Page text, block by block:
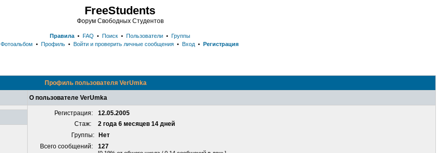
FreeStudents
Форум Свободных Студентов
Правила • FAQ • Поиск • Пользователи • Группы
Фотоальбом • Профиль• Войти и проверить личные сообщения• Вход• Регистрация
Профиль пользователя VerUmka
О пользователе VerUmka
Регистрация:
12.05.2005
Стаж:
2 года 6 месяцев 14 дней
Группы:
Нет
Всего сообщений:
127